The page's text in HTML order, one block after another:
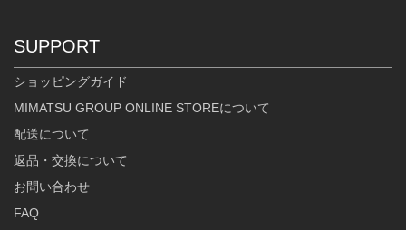
SUPPORT
ショッピングガイド
MIMATSU GROUP ONLINE STOREについて
配送について
返品・交換について
お問い合わせ
FAQ